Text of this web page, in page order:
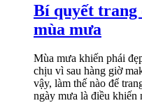
Bí quyết trang
mùa mưa
Mùa mưa khiến phái
chịu vì sau hàng giờ
vậy, làm thế nào để
ngày mưa là điều khiến